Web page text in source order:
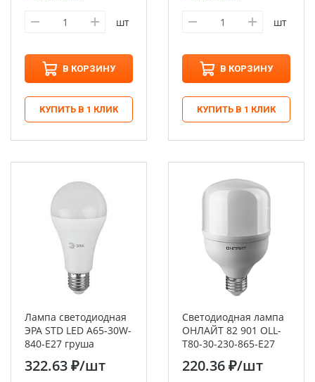
шт
В КОРЗИНУ
КУПИТЬ В 1 КЛИК
шт
В КОРЗИНУ
КУПИТЬ В 1 КЛИК
Лампа светодиодная
ЭРА STD LED A65-30W-
840-E27 груша
нейтральный белый
свет
322.63 ₽/шт
Светодиодная лампа
ОНЛАЙТ 82 901 OLL-
T80-30-230-865-E27
220.36 ₽/шт